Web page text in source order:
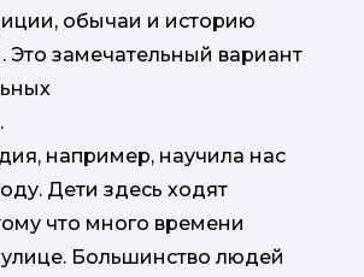
обычаи и историю
Это замечательный вариант
например, научила нас
Дети здесь ходят
что много времени
Большинство людей